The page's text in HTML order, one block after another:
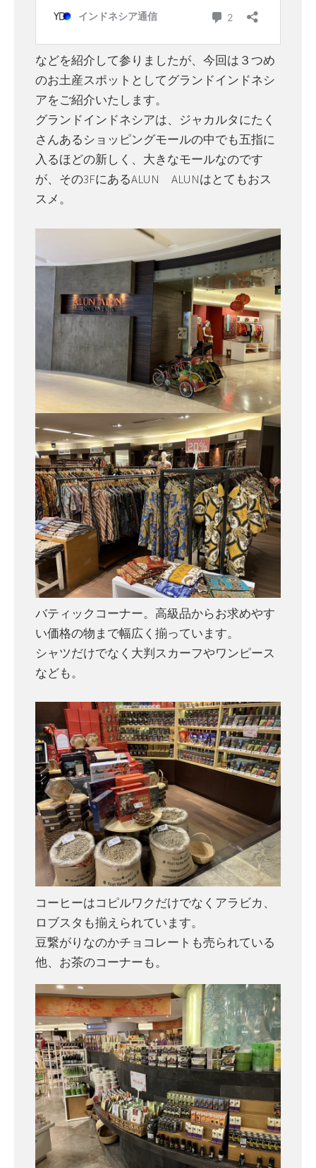
などを紹介して参りましたが、今回は３つめ
のお土産スポットとしてグランドインドネシ
アをご紹介いたします。
グランドインドネシアは、ジャカルタにたく
さんあるショッピングモールの中でも五指に
入るほどの新しく、大きなモールなのです
が、その3FにあるALUN ALUNはとてもおス
スメ。
バティックコーナー。高級品からお求めやす
い価格の物まで幅広く揃っています。
シャツだけでなく大判スカーフやワンピース
なども。
コーヒーはコピルワクだけでなくアラビカ、
ロブスタも揃えられています。
豆繋がりなのかチョコレートも売られている
他、お茶のコーナーも。